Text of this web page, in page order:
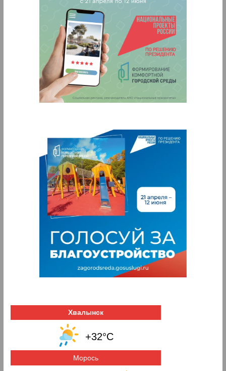
Хвалынск
+32°C
Морось